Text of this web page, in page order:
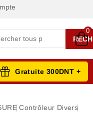
0
Gratuite 300DNT +
Contrôleur Divers